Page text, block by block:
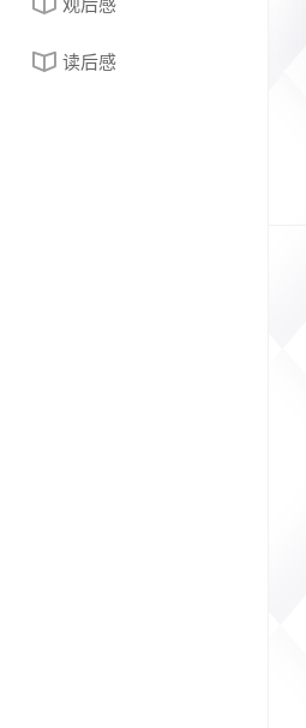
读后感